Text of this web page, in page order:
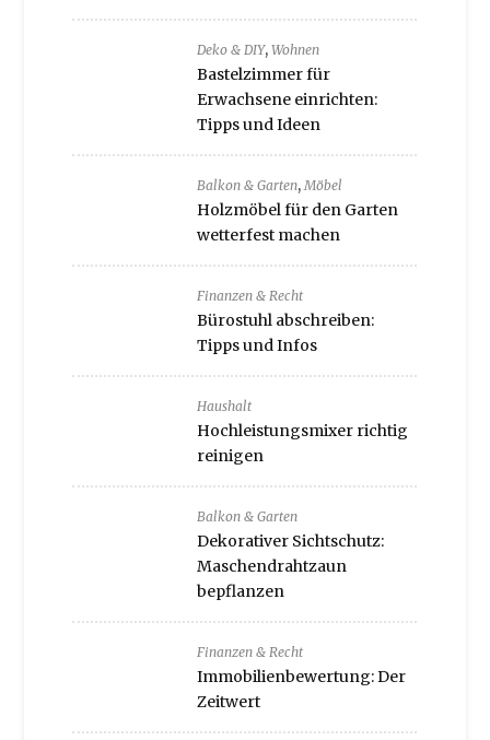
Deko & DIY, Wohnen
Bastelzimmer für
Erwachsene einrichten:
Tipps und Ideen
Balkon & Garten,Möbel
Holzmöbel für den Garten
wetterfest machen
Finanzen & Recht
Bürostuhl abschreiben:
Tipps und Infos
Haushalt
Hochleistungsmixer richtig
reinigen
Balkon & Garten
Dekorativer Sichtschutz:
Maschendrahtzaun
bepflanzen
Finanzen & Recht
Immobilienbewertung: Der
Zeitwert